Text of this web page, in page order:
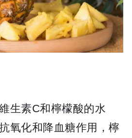
生素C和檸檬酸的水
氧化和降血糖作用，檸